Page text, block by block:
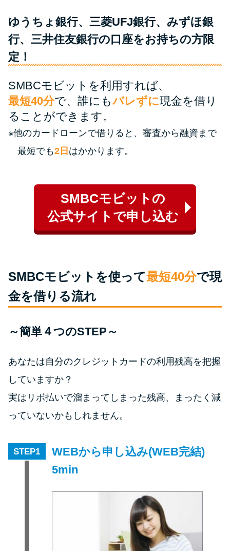
特集ページ一覧
種類や特徴で探す
銀行カードローンを選ぶべき4つ
の理由
無利息期間を利用して利息0円で
お金を借りる3つのポイント
種類・特徴別一覧
その他コラム
家賃払えないが強制退去は避け
街金とは？絶対審査通る？借金
質屋でお金を借りるには？年利
未成年でもお金を借りられる？
学生がお金を借りる方法は？親
へのバレにくさや将来への影響
ゆうちょ銀行、三菱UFJ銀行、みずほ銀
行、三井住友銀行の口座をお持ちの方限
定！
SMBCモビットを利用すれば、
最短40分で、誰にもバレずに現金を借り
ることができます。
※他のカードローンで借りると、審査から融資まで
最短でも2日 はかかります。
SMBCモビットの
公式サイトで申し込む
SMBCモビットを使って最短40分で現
金を借りる流れ
～簡単４つのSTEP～
あなたは自分のクレジットカードの利用残高を把握
していますか？
実はリボ払いで溜まってしまった残高、まったく減
っていないかもしれません。
STEP
WEBから申し込み(WEB完結)
5min